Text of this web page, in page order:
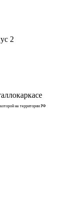
2
на территории РФ